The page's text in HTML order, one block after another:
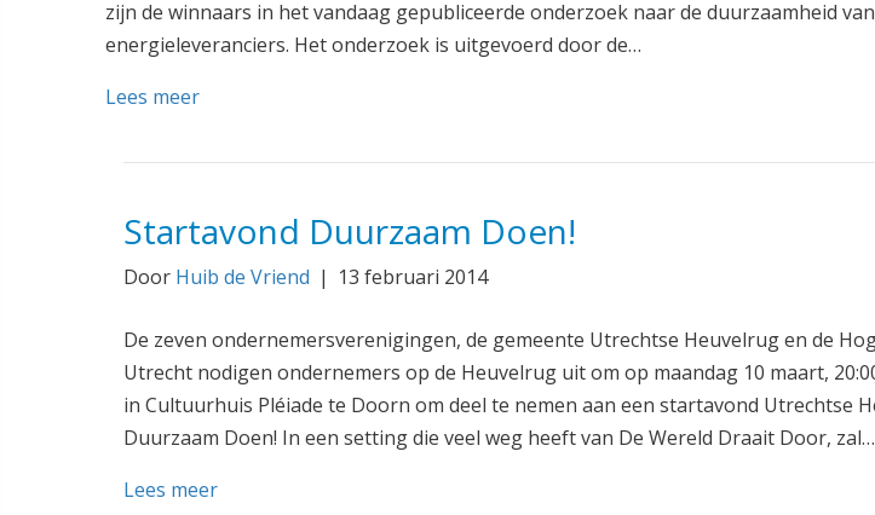
zijn de winnaars in het vandaag gepubliceerde onderzoek naar de duurzaamheid van
energieleveranciers. Het onderzoek is uitgevoerd door de…
Lees meer
Startavond Duurzaam Doen!
Door Huib de Vriend | 13 februari 2014
De zeven ondernemersverenigingen, de gemeente Utrechtse Heuvelrug en de
Utrecht nodigen ondernemers op de Heuvelrug uit om op maandag 10 maart,
in Cultuurhuis Pléiade te Doorn om deel te nemen aan een startavond Utrechtse
Duurzaam Doen! In een setting die veel weg heeft van De Wereld Draait Door, zal…
Lees meer